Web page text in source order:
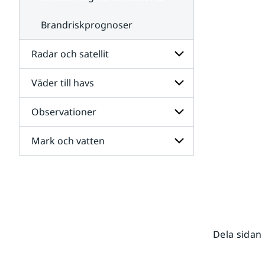
Brandriskprognoser
Radar och satellit
Undersidor
för
Radar
och
satellit
Väder till havs
Undersidor
för
Väder
till
havs
Observationer
Undersidor
för
Mark och vatten
Dela sidan